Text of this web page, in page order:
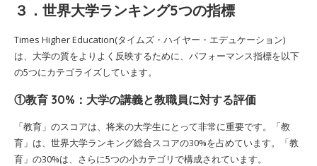
３．世界大学ランキング5つの指標
Times Higher Education(タイムズ・ハイヤー・エデュケーション)
は、大学の質をよりよく反映するために、パフォーマンス指標を以下
の5つにカテゴライズしています。
①教育 30%：大学の講義と教職員に対する評価
「教育」のスコアは、将来の大学生にとって非常に重要です。「教
育」は、世界大学ランキング総合スコアの30%を占めています。「教
育」の30%は、さらに5つの小カテゴリで構成されています。